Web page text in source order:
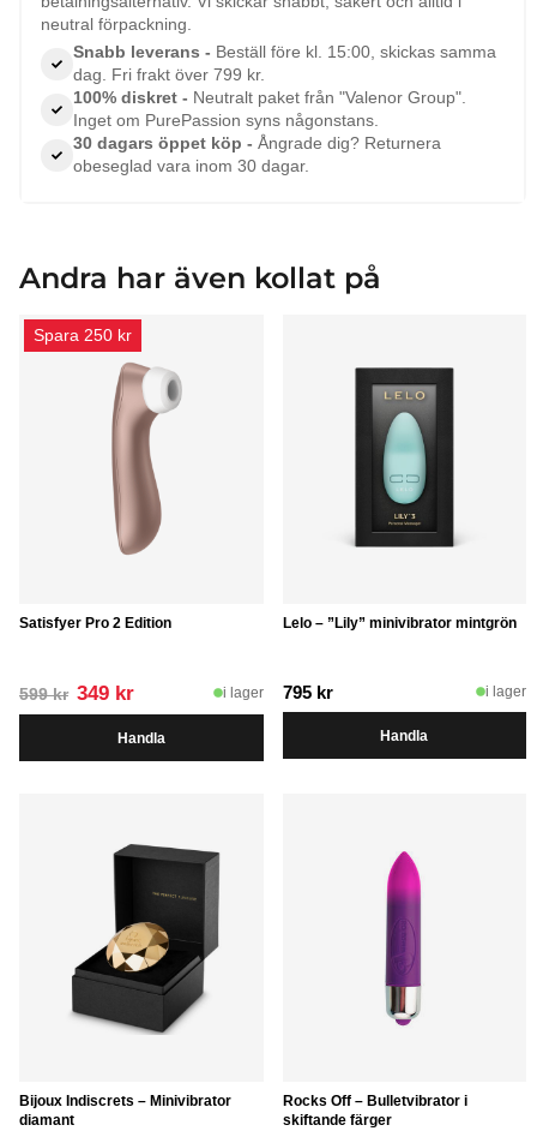
neutral förpackning.
Snabb leverans - Beställ före kl. 15:00, skickas samma
dag. Fri frakt över 799 kr.
100% diskret - Neutralt paket från "Valenor Group".
Inget om PurePassion syns någonstans.
30 dagars öppet köp - Ångrade dig? Returnera
obeseglad vara inom 30 dagar.
Andra har även kollat på
Satisfyer Pro 2 Edition
599kr Det
ursprungliga
priset
var:
349 krDet
nuvarande
priset
är:
i lager
Handla
Spara 250 kr
Lelo – ”Lily” minivibrator mintgrön
795 kr i lager
Handla
Bijoux Indiscrets – Minivibrator
diamant
Rocks Off – Bulletvibrator i
skiftande färger